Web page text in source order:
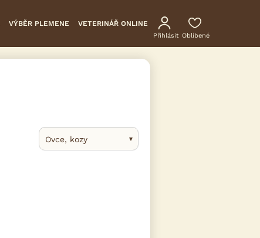
VÝBĚR PLEMENE VETERINÁŘ ONLINE
Přihlásit Oblíbené
Ovce, kozy